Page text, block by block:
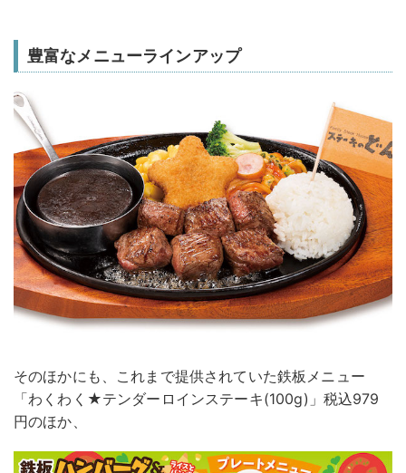
豊富なメニューラインアップ
そのほかにも、これまで提供されていた鉄板メニュー
「わくわく★テンダーロインステーキ(100g)」税込979
円のほか、